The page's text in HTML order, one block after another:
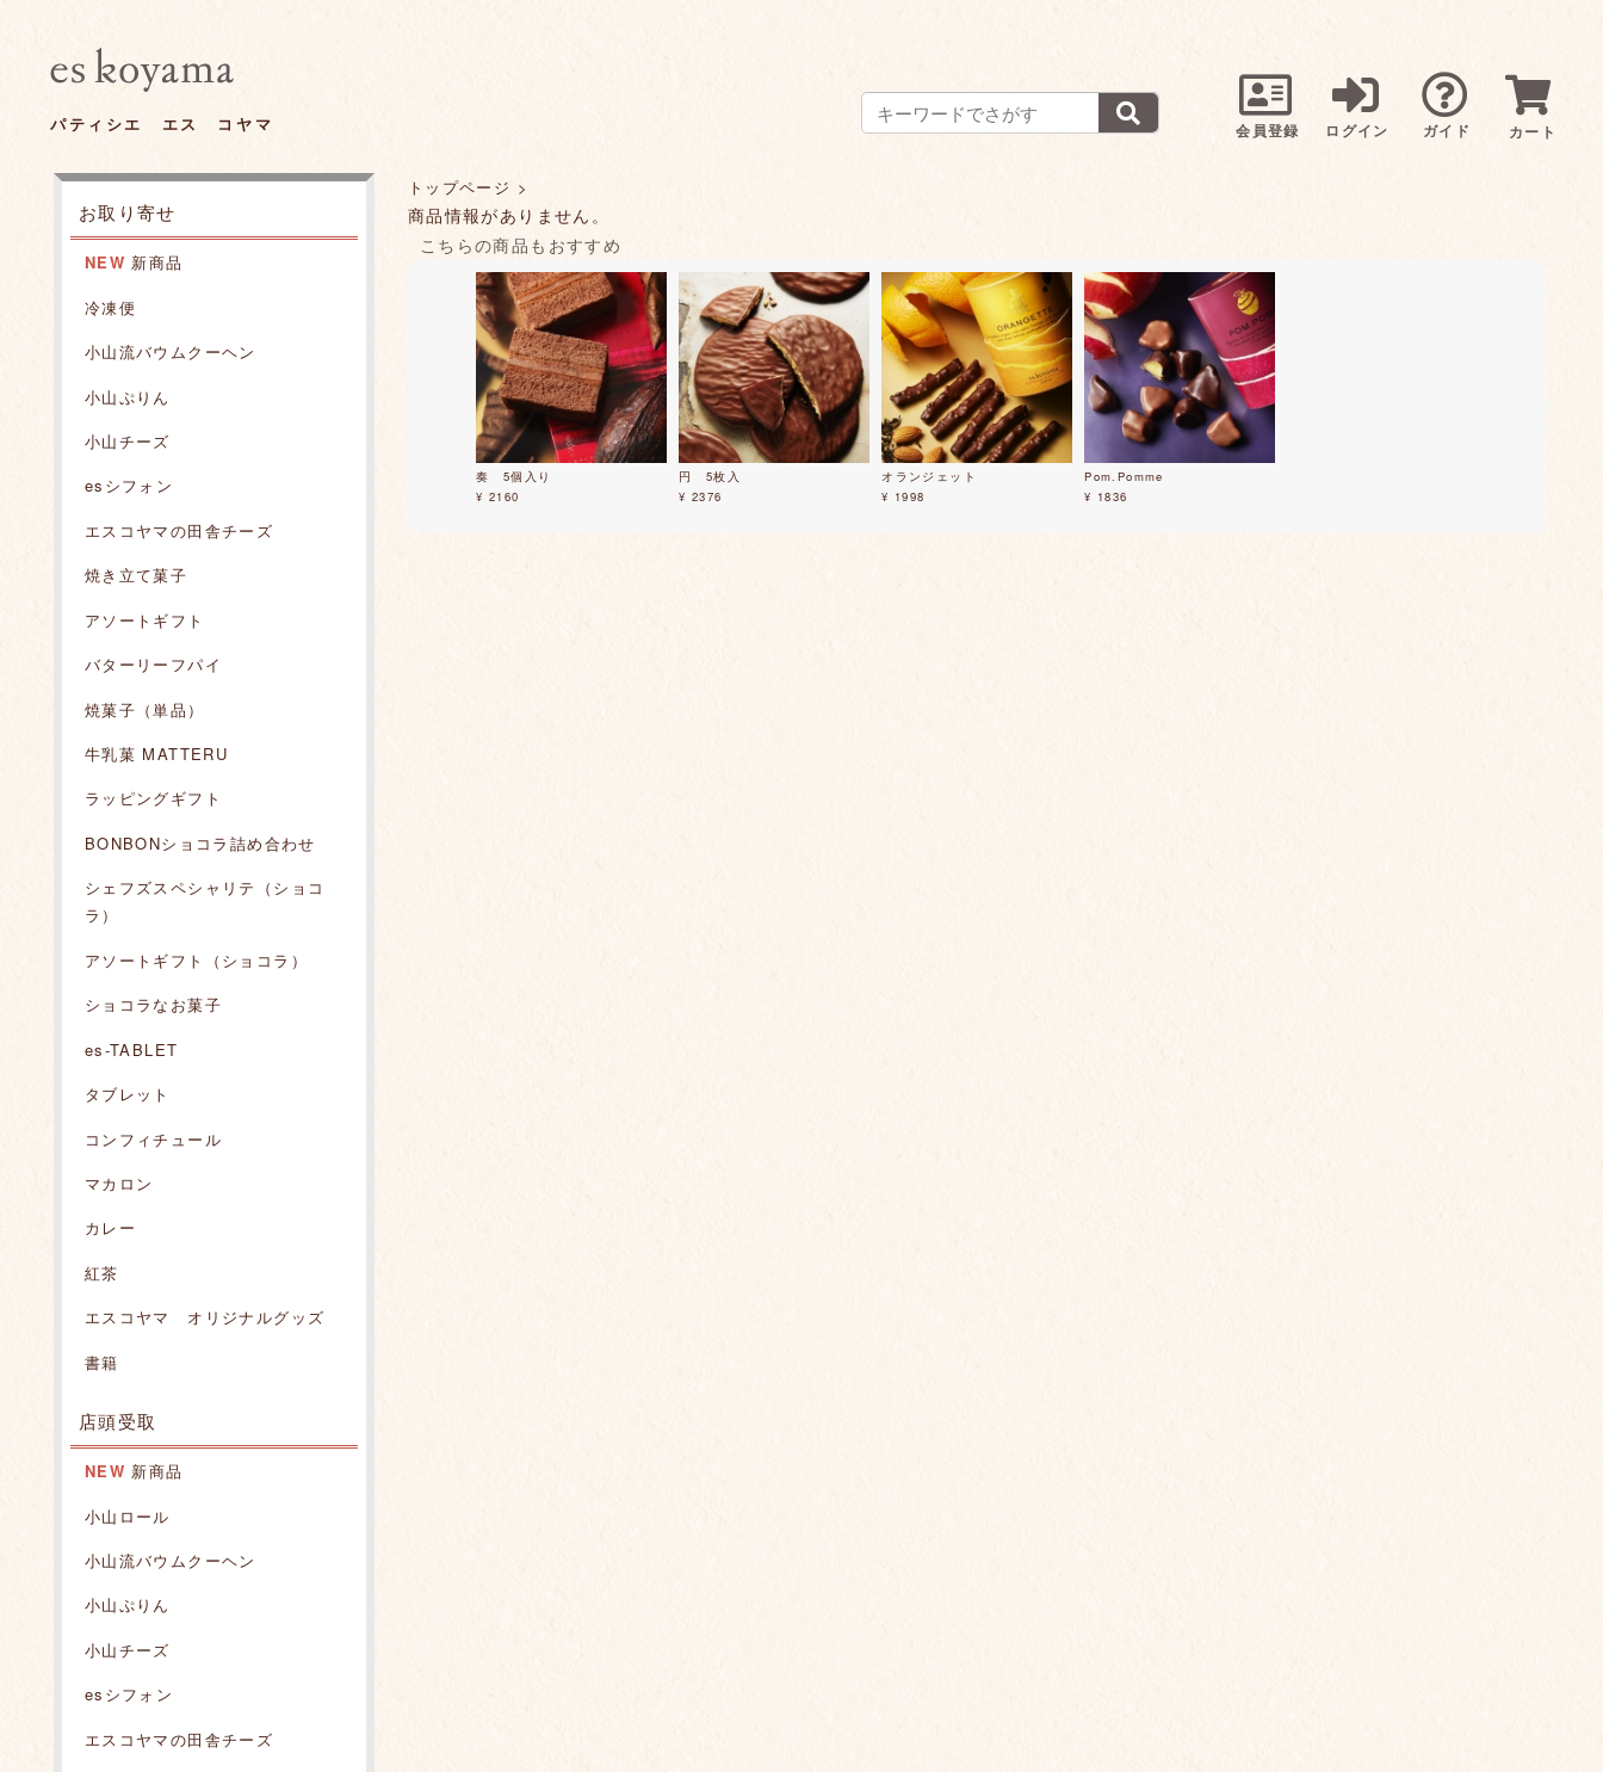
会員登録 ログイン ガイド カート
パティシエ エス コヤマ
お取り寄せ
NEW 新商品
冷凍便
小山流バウムクーヘン
小山ぷりん
小山チーズ
esシフォン
エスコヤマの田舎チーズ
焼き立て菓子
アソートギフト
バターリーフパイ
焼菓子（単品）
牛乳菓 MATTERU
ラッピングギフト
BONBONショコラ詰め合わせ
シェフズスペシャリテ（ショコ
ラ）
アソートギフト（ショコラ）
ショコラなお菓子
es-TABLET
タブレット
コンフィチュール
マカロン
カレー
紅茶
エスコヤマ オリジナルグッズ
書籍
店頭受取
NEW 新商品
小山ロール
小山流バウムクーヘン
小山ぷりん
小山チーズ
esシフォン
エスコヤマの田舎チーズ
トップページ >
商品情報がありません。
こちらの商品もおすすめ
奏 5個入り
¥ 2160
円 5枚入
¥ 2376
オランジェット
¥ 1998
Pom.Pomme
¥ 1836